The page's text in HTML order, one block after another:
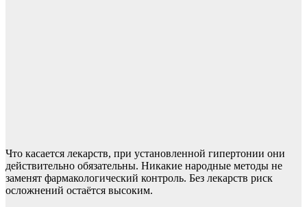
Что касается лекарств, при установленной гипертонии они
действительно обязательны. Никакие народные методы не
заменят фармакологический контроль. Без лекарств риск
осложнений остаётся высоким.